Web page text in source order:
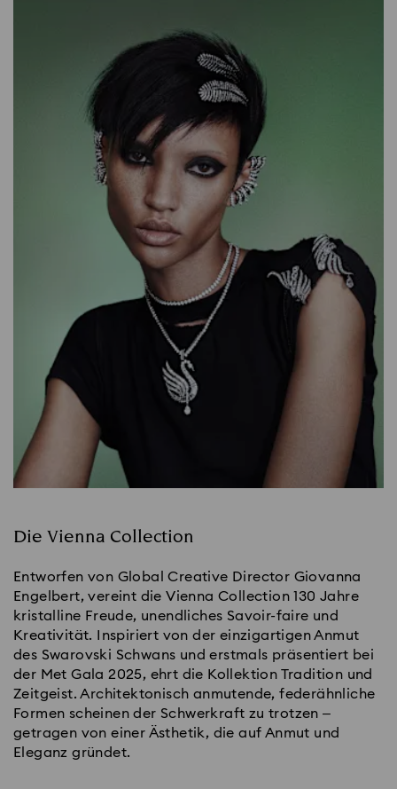
Die Vienna Collection
Entworfen von Global Creative Director Giovanna
Engelbert, vereint die Vienna Collection 130 Jahre
kristalline Freude, unendliches Savoir-faire und
Kreativität. Inspiriert von der einzigartigen Anmut
des Swarovski Schwans und erstmals präsentiert bei
der Met Gala 2025, ehrt die Kollektion Tradition und
Zeitgeist. Architektonisch anmutende, federähnliche
Formen scheinen der Schwerkraft zu trotzen –
getragen von einer Ästhetik, die auf Anmut und
Eleganz gründet.